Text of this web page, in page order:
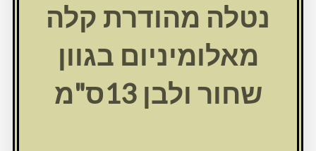
נטלה מהודרת קלה
מאלומיניום בגוון
שחור ולבן 13ס"מ